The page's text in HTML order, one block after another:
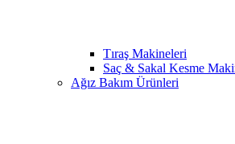
Tıraş Makineleri
Saç & Sakal Kesme
Ağız Bakım Ürünleri